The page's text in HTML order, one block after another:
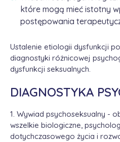
które mogą mieć istotny
postępowania
Ustalenie etiologii dysfunkcji
diagnostyki różnicowej
dysfunkcji seksualnych.
​DIAGNOSTYKA
1. Wywiad psychoseksualny -
wszelkie biologiczne,
dotychczasowego życia i